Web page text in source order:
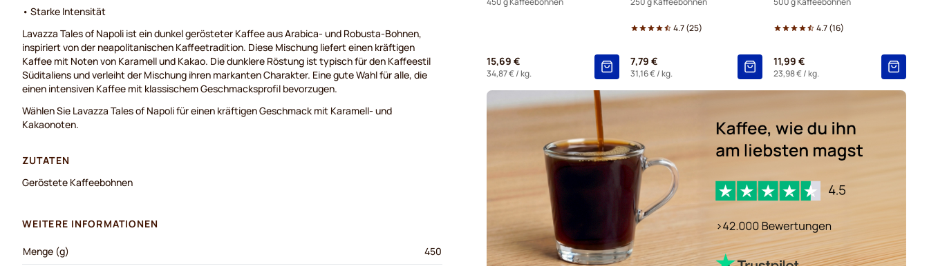
15,69 €
34,87 €/ kg.
4.7(25)
7,79 €
31,16 €/ kg.
4.7(16)
11,99 €
23,98 €/ kg.
• Starke Intensität
Lavazza Tales of Napoli ist ein dunkel gerösteter Kaffee aus Arabica- und Robusta-Bohnen,
inspiriert von der neapolitanischen Kaffeetradition. Diese Mischung liefert einen kräftigen
Kaffee mit Noten von Karamell und Kakao. Die dunklere Röstung ist typisch für den Kaffeestil
Süditaliens und verleiht der Mischung ihren markanten Charakter. Eine gute Wahl für alle, die
einen intensiven Kaffee mit klassischem Geschmacksprofil bevorzugen.
Wählen Sie Lavazza Tales of Napoli für einen kräftigen Geschmack mit Karamell- und
Kakaonoten.
ZUTATEN
Geröstete Kaffeebohnen
WEITERE INFORMATIONEN
Menge (g)
450